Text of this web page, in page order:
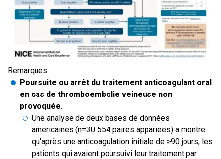
Remarques :
Poursuite ou arrêt du traitement anticoagulant oral
en cas de thromboembolie veineuse non
provoquée.
Une analyse de deux bases de données
américaines (n=30 554 paires appariées) a montré
qu'après une anticoagulation initiale de ≥90 jours, les
patients qui avaient poursuivi leur traitement par